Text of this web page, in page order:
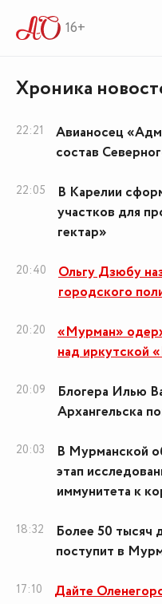
16+
Хроника
22:21
Авианосец
состав
22:05
В Карелии
участков для
гектар»
20:40
Ольгу Дзюбу
городского
20:20
«Мурман»
над иркутской
20:09
Блогера Илью
Архангельска
20:03
В Мурманской
этап
иммунитета к
18:32
Более 50 тысяч
поступит в
17:10 Дайте